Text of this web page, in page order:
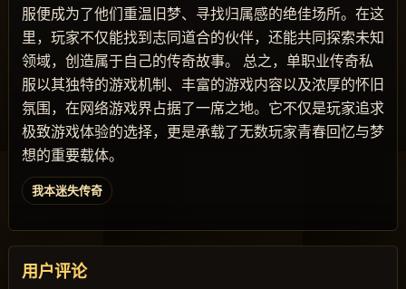
服便成为了他们重温旧梦、寻找归属感的绝佳场所。在这
里，玩家不仅能找到志同道合的伙伴，还能共同探索未知
领域，创造属于自己的传奇故事。 总之，单职业传奇私
服以其独特的游戏机制、丰富的游戏内容以及浓厚的怀旧
氛围，在网络游戏界占据了一席之地。它不仅是玩家追求
极致游戏体验的选择，更是承载了无数玩家青春回忆与梦
想的重要载体。
我本迷失传奇
用户评论